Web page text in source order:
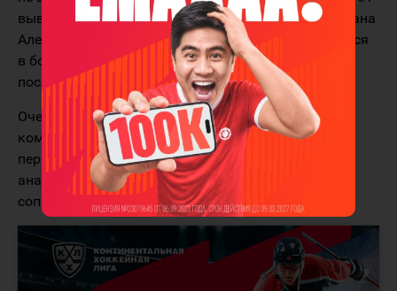
вывел из списка травмированных лидера и капитана
Александра Никишина, который сразу же отличился
в большинстве. Хозяева выиграли со счетом 5:3,
последнюю шайбу забросив в пустые ворота.
Очевидно, что Роман Ротенберг провел со своей
командой работу над ошибками, сумев ее быстро
перестроить. В четвертом матче, по мнению
аналитиковOlimpbet , питерцы могут разгромить
соперника с разницей в три гола и более.